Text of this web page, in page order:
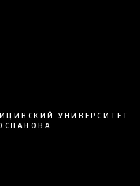
УНИВЕРСИТЕТ